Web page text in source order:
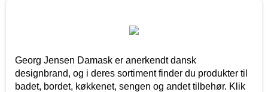
Georg Jensen Damask er anerkendt dansk
designbrand, og i deres sortiment finder du produkter til
badet, bordet, køkkenet, sengen og andet tilbehør. Klik